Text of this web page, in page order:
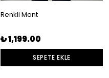
Renkli Mont
₺ 1,199.00
SEPETE EKLE